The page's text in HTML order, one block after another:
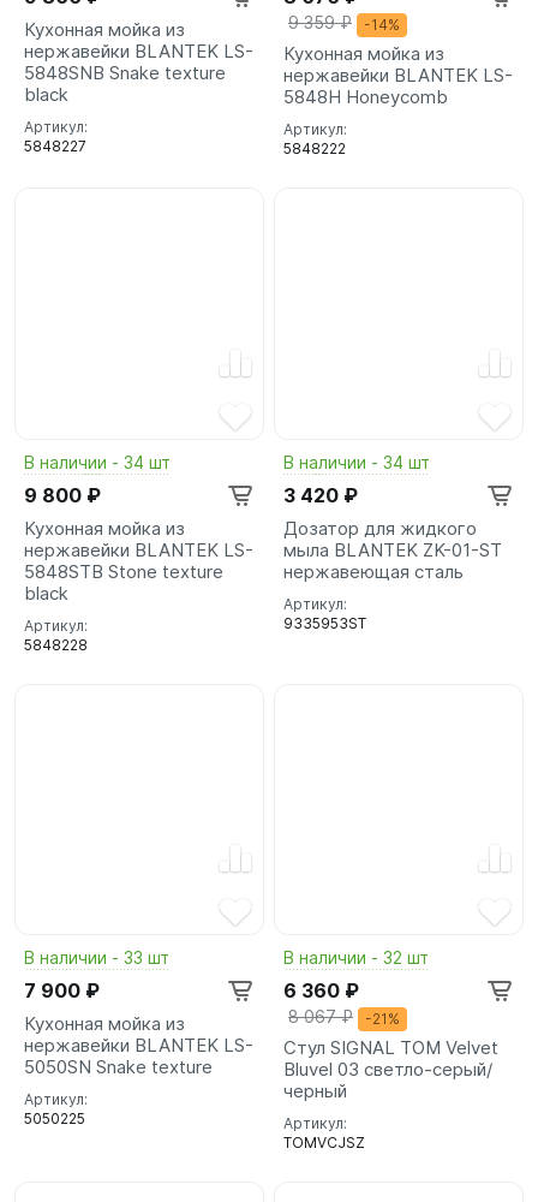
Кухонная мойка из
нержавейки BLANTEK LS-
5848SNB Snake texture
black
Артикул:
5848227
9 359 ₽ -14%
Кухонная мойка из
нержавейки BLANTEK LS-
5848H Honeycomb
Артикул:
5848222
В наличии - 34 шт
9 800 ₽
Кухонная мойка из
нержавейки BLANTEK LS-
5848STB Stone texture
black
Артикул:
5848228
В наличии - 34 шт
3 420 ₽
Дозатор для жидкого
мыла BLANTEK ZK-01-ST
нержавеющая сталь
Артикул:
9335953ST
В наличии - 33 шт
7 900 ₽
Кухонная мойка из
нержавейки BLANTEK LS-
5050SN Snake texture
Артикул:
5050225
В наличии - 32 шт
6 360 ₽
8 067 ₽ -21%
Стул SIGNAL TOM Velvet
Bluvel 03 светло-серый/
черный
Артикул:
TOMVCJSZ